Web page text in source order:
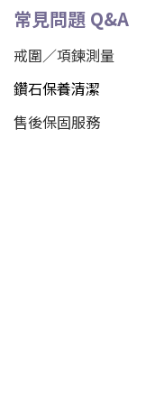
常見問題 Q&A
戒圍／項鍊測量
鑽石保養清潔
售後保固服務